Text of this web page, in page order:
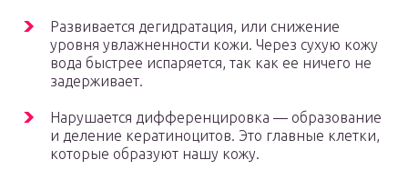
Развивается дегидратация, или снижение
уровня увлажненности кожи. Через сухую кожу
вода быстрее испаряется, так как ее ничего не
задерживает.
Нарушается дифференцировка — образование
и деление кератиноцитов. Это главные клетки,
которые образуют нашу кожу.